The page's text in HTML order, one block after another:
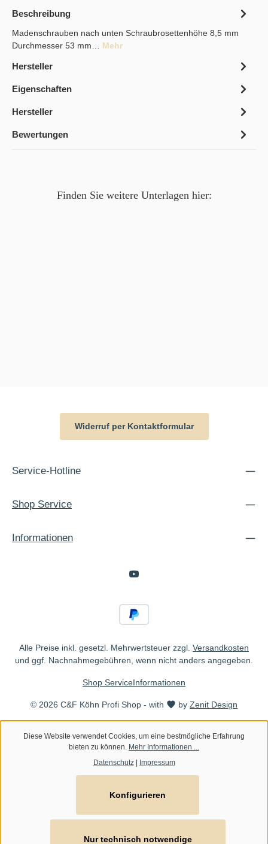
Beschreibung
Madenschrauben nach unten Schraubrosettenhöhe 8,5 mm
Durchmesser 53 mm… Mehr
Hersteller
Eigenschaften
Hersteller
Bewertungen
Finden Sie weitere Unterlagen hier:
Widerruf per Kontaktformular
Service-Hotline
Shop Service
Informationen
Alle Preise inkl. gesetzl. Mehrwertsteuer zzgl. Versandkosten
und ggf. Nachnahmegebühren, wenn nicht anders angegeben.
© 2026 C&F Köhn Profi Shop - with byZenit Design
Shop ServiceInformationen
Diese Website verwendet Cookies, um eine bestmögliche Erfahrung
bieten zu können. Mehr Informationen ...
Datenschutz| Impressum
Nur technisch notwendige
Konfigurieren